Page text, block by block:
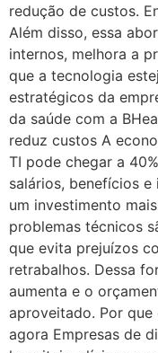
redução de custos.
Além disso, essa
internos, melhora a
que a tecnologia
estratégicos da
da saúde com a
reduz custos A
TI pode chegar a
salários, benefícios
um investimento
problemas técnicos
que evita prejuízos
retrabalhos. Dessa
aumenta e o
aproveitado. Por
agora Empresas de